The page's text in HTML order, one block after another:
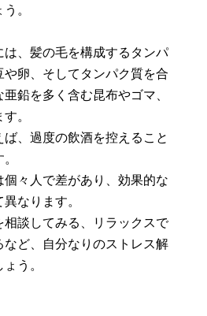
。
は、髪の毛を構成するタンパ
や卵、そしてタンパク質を合
鉛を多く含む昆布やゴマ、
。
、過度の飲酒を控えること
個々人で差があり、効果的な
なります。
相談してみる、リラックスで
など、自分なりのストレス解
う。